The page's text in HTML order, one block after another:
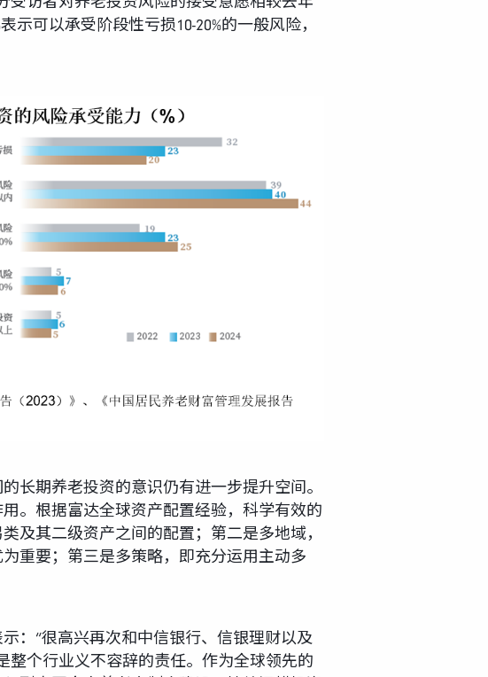
示可以承受阶段性亏损10-20%的一般风险，
长期养老投资的意识仍有进一步提升空间。
。根据富达全球资产配置经验，科学有效的
及其二级资产之间的配置；第二是多地域，
重要；第三是多策略，即充分运用主动多
示：“很高兴再次和中信银行、信银理财以及
整个行业义不容辞的责任。作为全球领先的